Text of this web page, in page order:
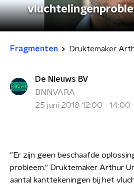
Fragmenten
De Nieuws BV
BNNVARA
25 juni 2018 12:00 - 14:00
"Er zijn geen beschaafde
probleem." Druktemaker Arthur
aantal kanttekeningen bij het